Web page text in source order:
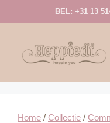
BEL: +31 13
Home / Collectie /